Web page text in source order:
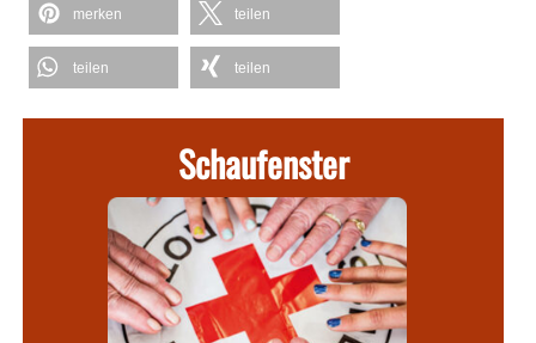
merken teilen
teilen teilen
Schaufenster